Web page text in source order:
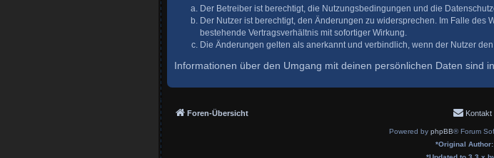
Der Betreiber ist berechtigt, die Nutzungsbedingungen und die
Der Nutzer ist berechtigt, den Änderungen zu widersprechen. Im Falle
bestehende Vertragsverhältnis mit sofortiger Wirkung.
Die Änderungen gelten als anerkannt und verbindlich, wenn der Nutzer
Informationen über den Umgang mit deinen persönlichen Daten sind
Foren-Übersicht Kontakt
Powered by phpBB® Forum
*Original Author: